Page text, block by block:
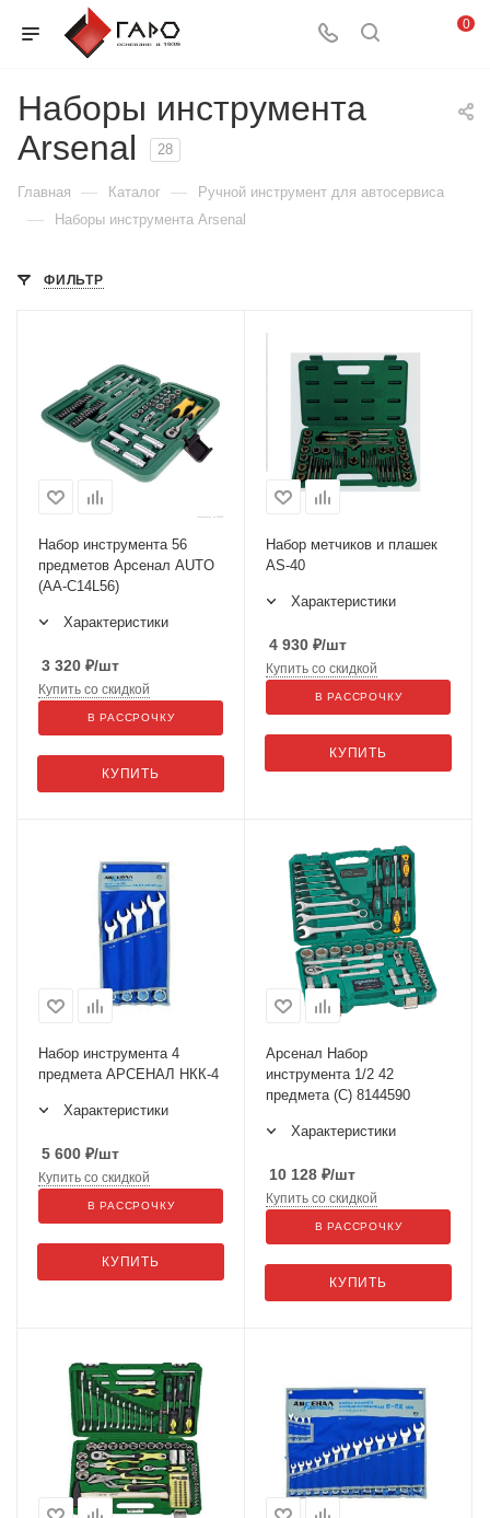
0
Наборы инструмента
Arsenal
28
Главная — Каталог — Ручной инструмент для автосервиса
— Наборы инструмента Arsenal
ФИЛЬТР
Набор инструмента 56
предметов Арсенал AUTO
(AA-C14L56)
Характеристики
3 320 ₽/шт
КУПИТЬ
Купить со скидкой
В РАССРОЧКУ
Набор метчиков и плашек
AS-40
Характеристики
4 930 ₽/шт
КУПИТЬ
Купить со скидкой
В РАССРОЧКУ
Набор инструмента 4
предмета АРСЕНАЛ НКК-4
Характеристики
5 600 ₽/шт
КУПИТЬ
Купить со скидкой
В РАССРОЧКУ
Арсенал Набор
инструмента 1/2 42
предмета (С) 8144590
Характеристики
10 128 ₽/шт
КУПИТЬ
Купить со скидкой
В РАССРОЧКУ